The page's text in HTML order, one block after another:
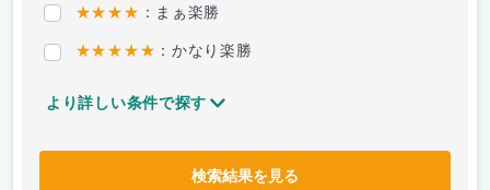
★★★★ ：まぁ楽勝
★★★★★ ：かなり楽勝
より詳しい条件で探す
検索結果を見る